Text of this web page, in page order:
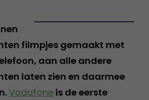
filmpjes gemaakt met
aan alle andere
laten zien en daarmee
Vodafone is de eerste